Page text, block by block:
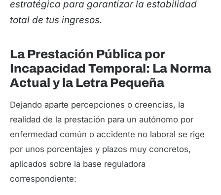
estratégica para garantizar la estabilidad
total de tus ingresos.
La Prestación Pública por
Incapacidad Temporal: La Norma
Actual y la Letra Pequeña
Dejando aparte percepciones o creencias, la
realidad de la prestación para un autónomo por
enfermedad común o accidente no laboral se rige
por unos porcentajes y plazos muy concretos,
aplicados sobre la base reguladora
correspondiente: